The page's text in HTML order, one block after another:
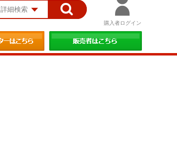
詳細検索
購入者ログイン